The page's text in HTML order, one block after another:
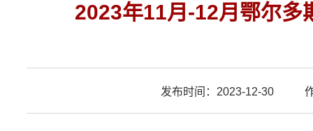
2023年11月-12月鄂尔多
发布时间：2023-12-30